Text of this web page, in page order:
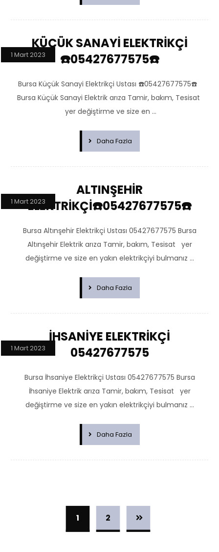
KÜÇÜK SANAYİ ELEKTRİKÇİ
☎️05427677575☎️
1 Mart 2023
Bursa Küçük Sanayi Elektrikçi Ustası ☎️05427677575☎️
Bursa Küçük Sanayi Elektrik arıza Tamir, bakım, Tesisat
yer değiştirme ve size en ...
Daha Fazla
ALTINŞEHİR
ELEKTRİKÇİ☎️05427677575☎️
1 Mart 2023
Bursa Altınşehir Elektrikçi Ustası 05427677575 Bursa
Altınşehir Elektrik arıza Tamir, bakım, Tesisat yer
değiştirme ve size en yakın elektrikçiyi bulmanız ...
Daha Fazla
İHSANİYE ELEKTRİKÇİ
05427677575
1 Mart 2023
Bursa İhsaniye Elektrikçi Ustası 05427677575 Bursa
İhsaniye Elektrik arıza Tamir, bakım, Tesisat yer
değiştirme ve size en yakın elektrikçiyi bulmanız ...
Daha Fazla
1 2